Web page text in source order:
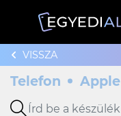
VISSZA
Telefon Apple